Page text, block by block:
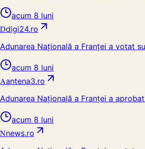
acum 8 luni
Ddigi24.ro
Adunarea Națională a Franței a votat
acum 8 luni
Aantena3.ro
Adunarea Națională a Franței a
acum 8 luni
Nnews.ro